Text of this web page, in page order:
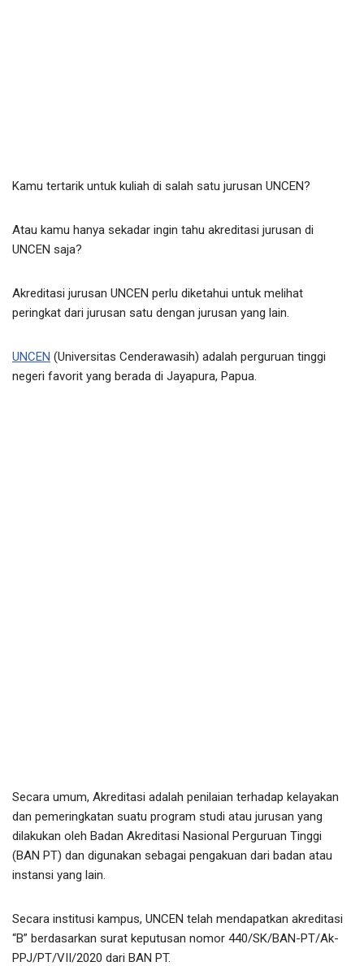
Kamu tertarik untuk kuliah di salah satu jurusan UNCEN?
Atau kamu hanya sekadar ingin tahu akreditasi jurusan di
UNCEN saja?
Akreditasi jurusan UNCEN perlu diketahui untuk melihat
peringkat dari jurusan satu dengan jurusan yang lain.
UNCEN (Universitas Cenderawasih) adalah perguruan tinggi
negeri favorit yang berada di Jayapura, Papua.
Secara umum, Akreditasi adalah penilaian terhadap kelayakan
dan pemeringkatan suatu program studi atau jurusan yang
dilakukan oleh Badan Akreditasi Nasional Perguruan Tinggi
(BAN PT) dan digunakan sebagai pengakuan dari badan atau
instansi yang lain.
Secara institusi kampus, UNCEN telah mendapatkan akreditasi
“B” berdasarkan surat keputusan nomor 440/SK/BAN-PT/Ak-
PPJ/PT/VII/2020 dari BAN PT.